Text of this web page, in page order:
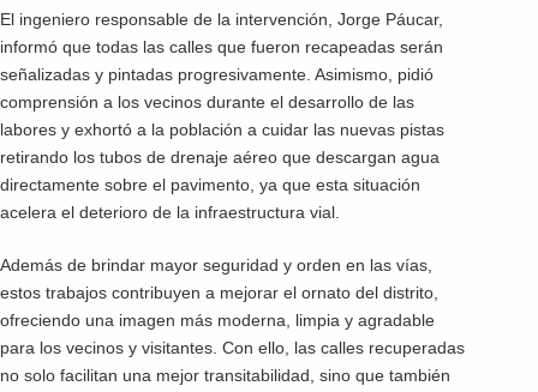
El ingeniero responsable de la intervención, Jorge Páucar,
informó que todas las calles que fueron recapeadas serán
señalizadas y pintadas progresivamente. Asimismo, pidió
comprensión a los vecinos durante el desarrollo de las
labores y exhortó a la población a cuidar las nuevas pistas
retirando los tubos de drenaje aéreo que descargan agua
directamente sobre el pavimento, ya que esta situación
acelera el deterioro de la infraestructura vial.
Además de brindar mayor seguridad y orden en las vías,
estos trabajos contribuyen a mejorar el ornato del distrito,
ofreciendo una imagen más moderna, limpia y agradable
para los vecinos y visitantes. Con ello, las calles recuperadas
no solo facilitan una mejor transitabilidad, sino que también